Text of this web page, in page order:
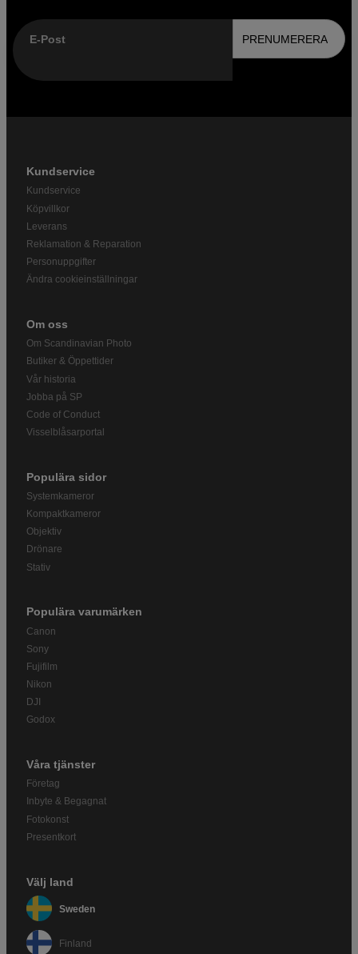
E-Post PRENUMERERA
Kundservice
Kundservice
Köpvillkor
Leverans
Reklamation & Reparation
Personuppgifter
Ändra cookieinställningar
Om oss
Om Scandinavian Photo
Butiker & Öppettider
Vår historia
Jobba på SP
Code of Conduct
Visselblåsarportal
Populära sidor
Systemkameror
Kompaktkameror
Objektiv
Drönare
Stativ
Populära varumärken
Canon
Sony
Fujifilm
Nikon
DJI
Godox
Våra tjänster
Företag
Inbyte & Begagnat
Fotokonst
Presentkort
Välj land
Sweden
Finland